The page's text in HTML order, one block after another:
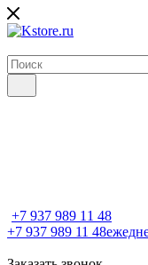
+7 937 989 11 48
+7 937 989 11 48